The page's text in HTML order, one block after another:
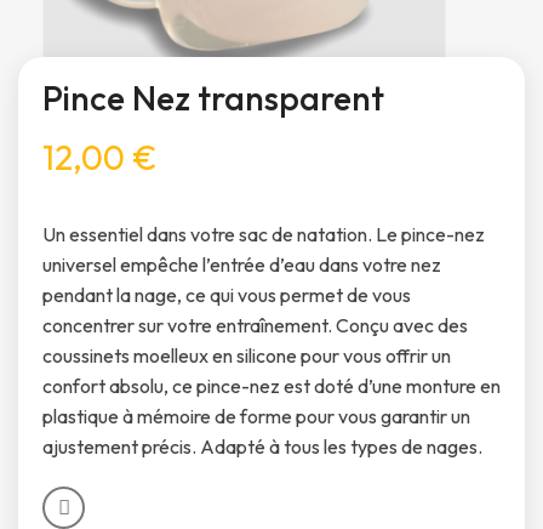
Pince Nez transparent
12,00 €
Un essentiel dans votre sac de natation. Le pince-nez
universel empêche l’entrée d’eau dans votre nez
pendant la nage, ce qui vous permet de vous
concentrer sur votre entraînement. Conçu avec des
coussinets moelleux en silicone pour vous offrir un
confort absolu, ce pince-nez est doté d’une monture en
plastique à mémoire de forme pour vous garantir un
ajustement précis. Adapté à tous les types de nages.